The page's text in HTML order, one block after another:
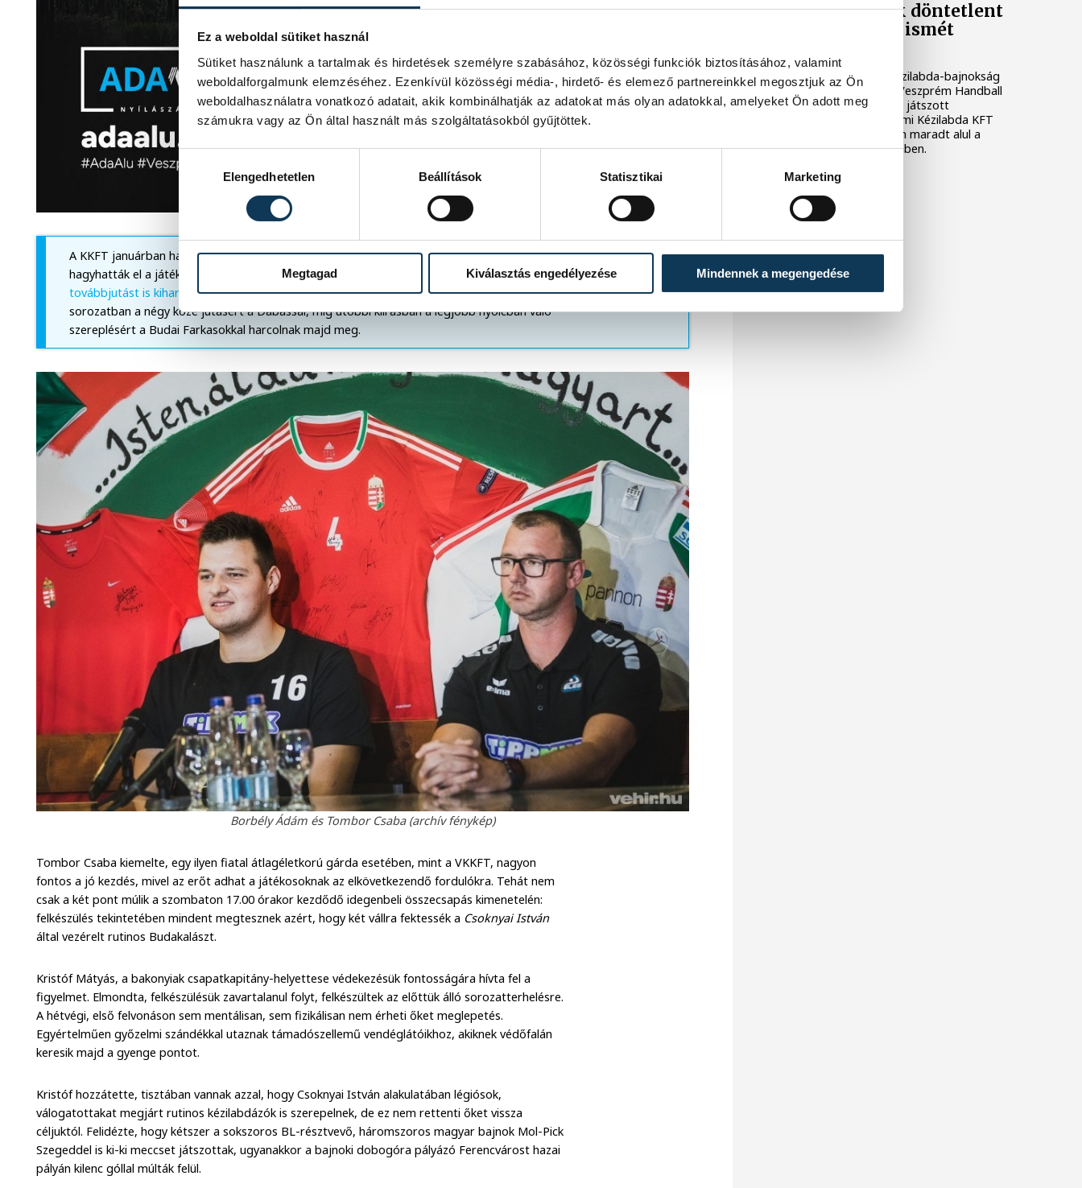
Ez a weboldal sütiket használ
Sütiket használunk a tartalmak és hirdetések személyre szabásához, közösségi funkciók biztosításához, valamint
weboldalforgalmunk elemzéséhez. Ezenkívül közösségi média-, hirdető- és elemező partnereinkkel megosztjuk az Ön
weboldalhasználatra vonatkozó adatait, akik kombinálhatják az adatokat más olyan adatokkal, amelyeket Ön adott meg
számukra vagy az Ön által használt más szolgáltatásokból gyűjtöttek.
Elengedhetetlen
Beállítások Statisztikai Marketing
Megtagad Kiválasztás engedélyezése Mindennek a megengedése
A KKFT januárban hat mérkőzést vívott a Liga Kupában, mind a hat alkalommal győztesen
hagyhatták el a játékteret a veszprémiek, akik pár napja a Magyar Kupában való
továbbjutást is kiharcoltáka másodosztályban szereplő Tata ellen. Éles Benedekék előbbi
sorozatban a négy közé jutásért a Dabassal, míg utóbbi kiírásban a legjobb nyolcban való
szereplésért a Budai Farkasokkal harcolnak majd meg.
Borbély Ádám és Tombor Csaba (archív fénykép)
Tombor Csaba kiemelte, egy ilyen fiatal átlagéletkorú gárda esetében, mint a VKKFT, nagyon
fontos a jó kezdés, mivel az erőt adhat a játékosoknak az elkövetkezendő fordulókra. Tehát nem
csak a két pont múlik a szombaton 17.00 órakor kezdődő idegenbeli összecsapás kimenetelén:
felkészülés tekintetében mindent megtesznek azért, hogy két vállra fektessék a Csoknyai István
által vezérelt rutinos Budakalászt.
Kristóf Mátyás, a bakonyiak csapatkapitány-helyettese védekezésük fontosságára hívta fel a
figyelmet. Elmondta, felkészülésük zavartalanul folyt, felkészültek az előttük álló sorozatterhelésre.
A hétvégi, első felvonáson sem mentálisan, sem fizikálisan nem érheti őket meglepetés.
Egyértelműen győzelmi szándékkal utaznak támadószellemű vendéglátóikhoz, akiknek védőfalán
keresik majd a gyenge pontot.
Kristóf hozzátette, tisztában vannak azzal, hogy Csoknyai István alakulatában légiósok,
válogatottakat megjárt rutinos kézilabdázók is szerepelnek, de ez nem rettenti őket vissza
céljuktól. Felidézte, hogy kétszer a sokszoros BL-résztvevő, háromszoros magyar bajnok Mol-Pick
Szegeddel is ki-ki meccset játszottak, ugyanakkor a bajnoki dobogóra pályázó Ferencvárost hazai
pályán kilenc góllal múlták felül.
Az akadémisták döntetlent
értek el, Élesék ismét
A másodosztályú férfi kézilabda-bajnokság
szombati játéknapján a Veszprém Handball
Academy U21 döntetlent játszott
Debrecenben, a Veszprémi Kézilabda KFT
pedig hazai környezetben maradt alul a
Békés együttesével szemben.